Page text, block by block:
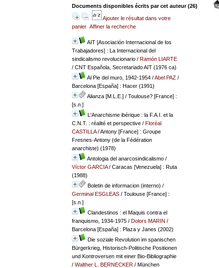
Documents disponibles écrits par cet auteur (26)
Ajouter le résultat dans votre
panier Affiner la recherche
AIT [Asociación Internacional de los
Trabajadores] : La Internacional del
sindicalismo revolucionario/ Ramón LIARTE
/ CNT Española, Secretariado AIT (1976 ca)
Al Pie del muro, 1942-1954/Abel PAZ/
Barcelona [España] : Hacer (1991)
Alianza [M.L.E.]/ Toulouse? [France] :
[s.n.]
L'Anarchisme ibérique : la F.A.I. et la
C.N.T. : réalité et perspective/ Floréal
CASTILLA/ Antony [France] : Groupe
Fresnes-Antony (de la Fédération
anarchiste) (1978)
Antologia del anarcosindicalismo/
Víctor GARCIA/ Caracas [Venezuela] : Ruta
(1988)
Boletin de informacion (interno) /
Germinal ESGLEAS/ Toulouse [France] :
[s.n.]
Clandestinos : el Maquis contra el
franquismo, 1934-1975/ Dolors MARIN /
Barcelona [España] : Plaza y Janes (2002)
Die soziale Revolution im spanischen
Bürgerkrieg, Historisch-Politische Positionen
und Kontroversen mit einer Bio-Bibliographie
/ Walther L. BERNECKER/ München